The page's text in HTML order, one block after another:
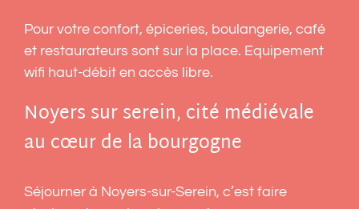
Pour votre confort, épiceries, boulangerie, café
et restaurateurs sont sur la place. Equipement
wifi haut-débit en accès libre.
Noyers sur serein, cité médiévale
au cœur de la bourgogne
Séjourner à Noyers-sur-Serein, c’est faire